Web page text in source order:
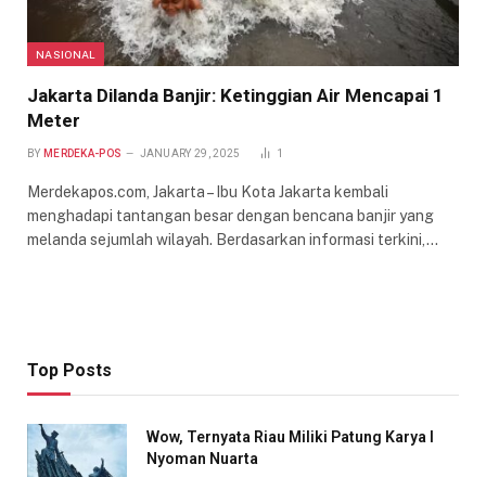
NASIONAL
Jakarta Dilanda Banjir: Ketinggian Air Mencapai 1
Meter
BY MERDEKA-POS JANUARY 29, 2025 1
Merdekapos.com, Jakarta – Ibu Kota Jakarta kembali
menghadapi tantangan besar dengan bencana banjir yang
melanda sejumlah wilayah. Berdasarkan informasi terkini,…
Top Posts
Wow, Ternyata Riau Miliki Patung Karya I
Nyoman Nuarta